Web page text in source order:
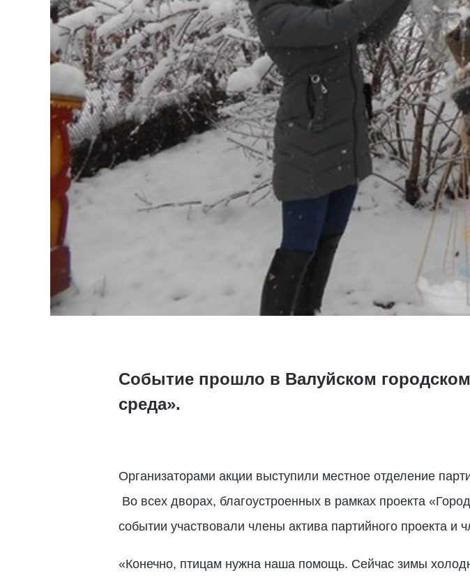
Событие прошло в Валуйском городском
среда».
Организаторами акции выступили местное отделение
Во всех дворах, благоустроенных в рамках проекта
событии участвовали члены актива партийного проекта
«Конечно, птицам нужна наша помощь. Сейчас зимы